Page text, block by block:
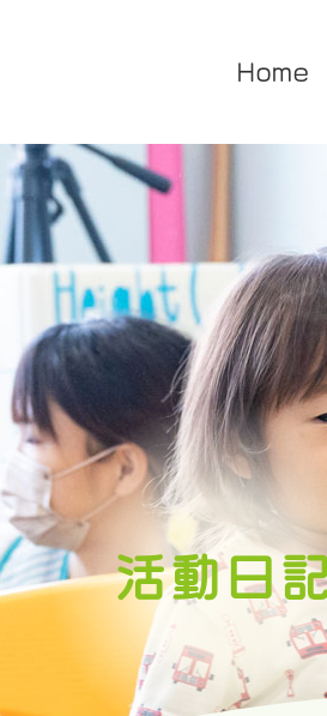
Home
企業主導型保育園
花音保育園
医療的ケア
放課後
活動日